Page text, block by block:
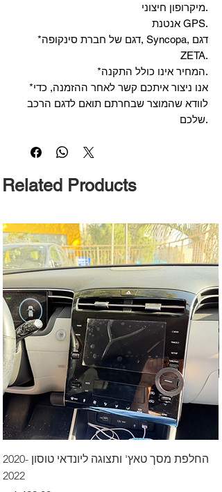
מיקרופון חיצוני.
אנטנת GPS.
*דגם של חברת סינקופה, Syncopa, דגם
ZETA.
*המחיר אינו כולל התקנה.
*אנו ניצור איתכם קשר לאחר ההזמנה, כדי
לוודא שהמוצר שבחרתם תואם לדגם הרכב
שלכם.
Related Products
החלפת מסך טאץ' ותצוגה ליונדאי טוסון 2020-
2022